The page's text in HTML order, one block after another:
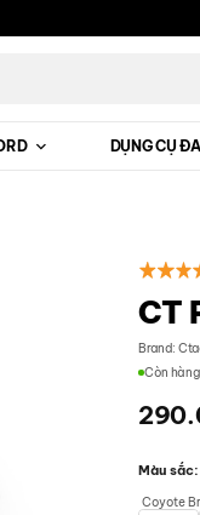
DỤNG CỤ
CT
Brand:
Còn hàng
Màu sắc
Coyote